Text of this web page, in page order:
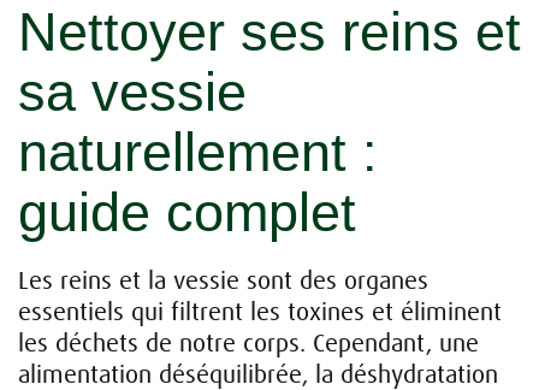
Nettoyer ses reins et
sa vessie
naturellement :
guide complet
Les reins et la vessie sont des organes
essentiels qui filtrent les toxines et éliminent
les déchets de notre corps. Cependant, une
alimentation déséquilibrée, la déshydratation